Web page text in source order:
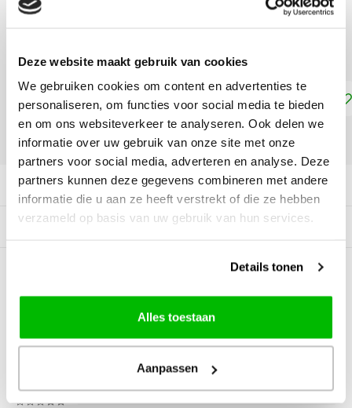
Deze website maakt gebruik van cookies
We gebruiken cookies om content en advertenties te
personaliseren, om functies voor social media te bieden
en om ons websiteverkeer te analyseren. Ook delen we
informatie over uw gebruik van onze site met onze
partners voor social media, adverteren en analyse. Deze
partners kunnen deze gegevens combineren met andere
informatie die u aan ze heeft verstrekt of die ze hebben
verzameld op basis van uw gebruik van hun services.
Details tonen
Alles toestaan
Aanpassen
DIRECT LEVERBAAR
Sevresblauw 530 Lees meer
Toevoegen aan winkelwagen
DELEN:
Productomschrijving
Gerelateerde producten
BEOORDELINGEN